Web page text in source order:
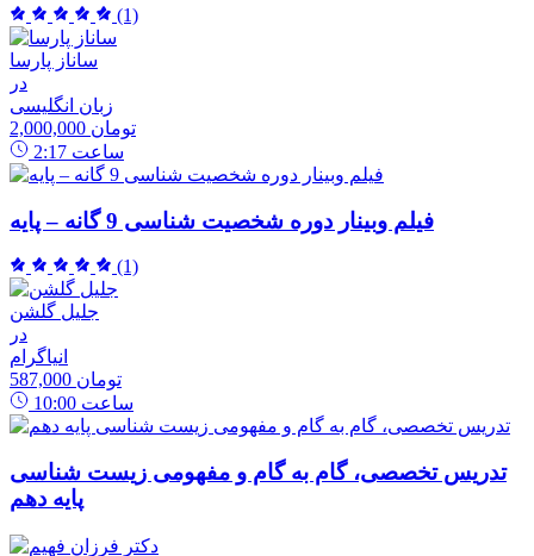
(1)
ساناز پارسا
در
زبان انگلیسی
2,000,000 تومان
2:17 ساعت
فیلم وبینار دوره شخصیت شناسی 9 گانه – پایه
(1)
جلیل گلشن
در
انیاگرام
587,000 تومان
10:00 ساعت
تدریس تخصصی، گام به گام و مفهومی زیست شناسی
پایه دهم